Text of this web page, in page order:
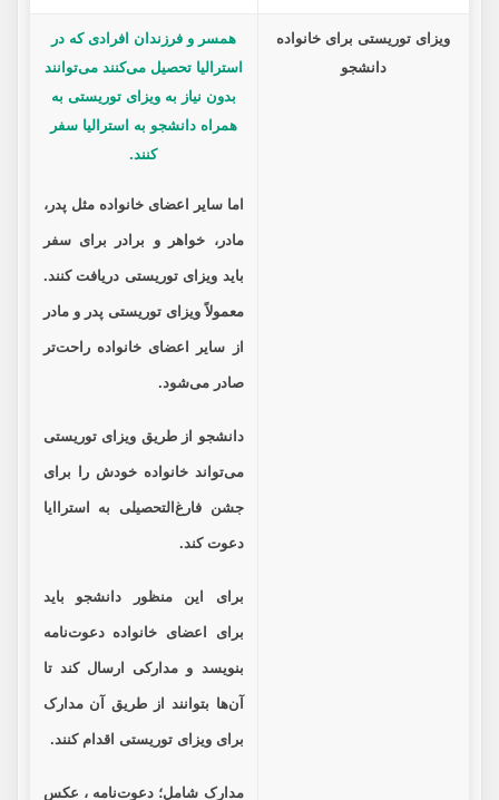
ویزای توریستی برای خانواده
دانشجو
همسر و فرزندان افرادی که در
استرالیا تحصیل می‌کنند می‌توانند
بدون نیاز به ویزای توریستی به
همراه دانشجو به استرالیا سفر
کنند.
اما سایر اعضای خانواده مثل پدر،
مادر، خواهر و برادر برای سفر
باید ویزای توریستی دریافت کنند.
معمولاً ویزای توریستی پدر و مادر
از سایر اعضای خانواده راحت‌تر
صادر می‌شود.
دانشجو از طریق ویزای توریستی
می‌تواند خانواده خودش را برای
جشن فارغ‌التحصیلی به استراایا
دعوت کند.
برای این منظور دانشجو باید
برای اعضای خانواده دعوت‌نامه
بنویسد و مدارکی ارسال کند تا
آن‌ها بتوانند از طریق آن مدارک
برای ویزای توریستی اقدام کنند.
مدارک شامل؛ دعوت‌نامه ، عکس